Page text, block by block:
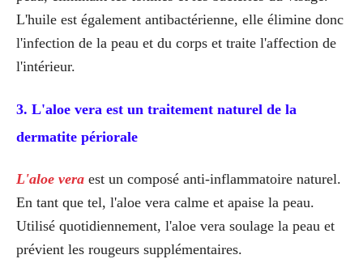
L'huile est également antibactérienne, elle élimine donc
l'infection de la peau et du corps et traite l'affection de
l'intérieur.
3. L'aloe vera est un traitement naturel de la
dermatite périorale
L'aloe vera est un composé anti-inflammatoire naturel.
En tant que tel, l'aloe vera calme et apaise la peau.
Utilisé quotidiennement, l'aloe vera soulage la peau et
prévient les rougeurs supplémentaires.